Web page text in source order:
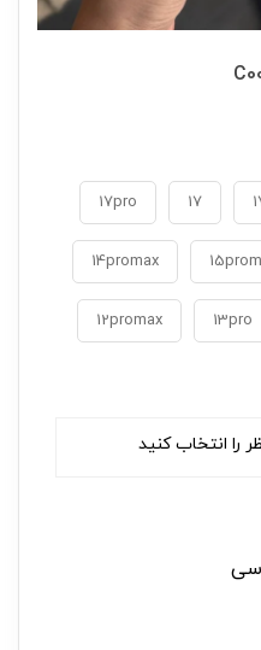
17
17pro
14promax
13pro
12promax
را انتخاب کنید